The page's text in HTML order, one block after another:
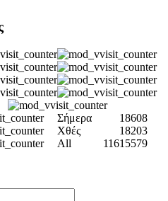
Σήμερα
18608
Χθές
18203
All
11615579